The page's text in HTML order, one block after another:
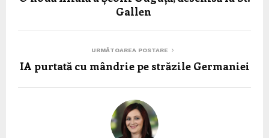
Gallen
URMĂTOAREA POSTARE
IA purtată cu mândrie pe străzile Germaniei